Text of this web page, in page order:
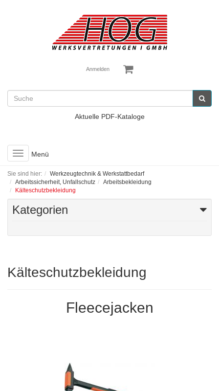
Anmelden
Aktuelle PDF-Kataloge
Toggle
navigation
Menü
Sie sind hier:
Werkzeugtechnik & Werkstattbedarf
Arbeitssicherheit, Unfallschutz
Arbeitsbekleidung
Kälteschutzbekleidung
Kategorien
Kälteschutzbekleidung
Fleecejacken